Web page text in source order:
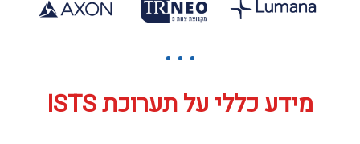
מידע כללי על תערוכת ISTS